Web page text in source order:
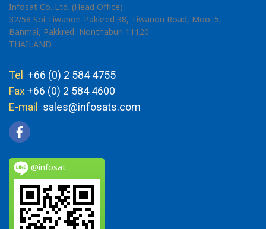
Infosat Co.,Ltd. (Head Office)
32/58 Soi Tiwanon-Pakkred 38, Tiwanon Road, Moo. 5,
Banmai, Pakkred, Nonthaburi 11120
THAILAND
Tel +66 (0) 2 584 4755
Fax+66 (0) 2 584 4600
E-mail sales@infosats.com
@infosat